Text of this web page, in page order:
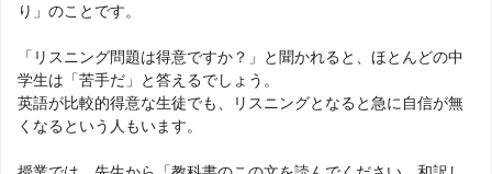
り」のことです。
「リスニング問題は得意ですか？」と聞かれると、ほとんどの中
学生は「苦手だ」と答えるでしょう。
英語が比較的得意な生徒でも、リスニングとなると急に自信が無
くなるという人もいます。